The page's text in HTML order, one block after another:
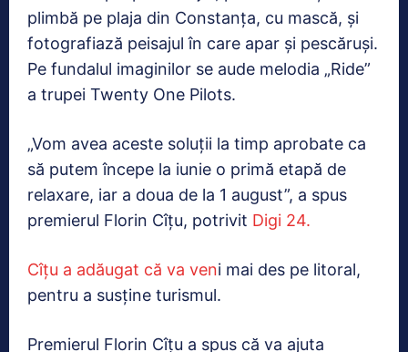
plimbă pe plaja din Constanța, cu mască, și
fotografiază peisajul în care apar și pescăruși.
Pe fundalul imaginilor se aude melodia „Ride”
a trupei Twenty One Pilots.
„Vom avea aceste soluții la timp aprobate ca
să putem începe la iunie o primă etapă de
relaxare, iar a doua de la 1 august”, a spus
premierul Florin Cîțu, potrivit Digi 24.
Cîțu a adăugat că va veni mai des pe litoral,
pentru a susține turismul.
Premierul Florin Cîțu a spus că va ajuta